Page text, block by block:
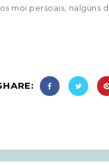
moi persoais, nalgúns